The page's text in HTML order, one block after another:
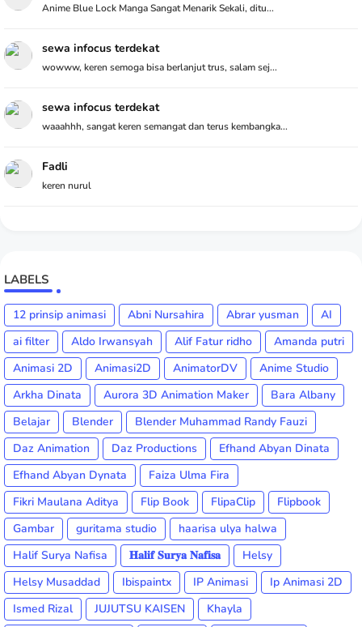
Anime Blue Lock Manga Sangat Menarik Sekali, ditu...
sewa infocus terdekat
wowww, keren semoga bisa berlanjut trus, salam sej...
sewa infocus terdekat
waaahhh, sangat keren semangat dan terus kembangka...
Fadli
keren nurul
LABELS
12 prinsip animasi Abni Nursahira Abrar yusman
AI
ai filter
Aldo Irwansyah Alif Fatur ridho
Amanda putri
Animasi 2D
Animasi2D AnimatorDV
Anime Studio
Arkha Dinata
Aurora 3D Animation Maker
Bara Albany
Belajar
Blender
Blender Muhammad Randy Fauzi
Daz Animation
Daz Productions
Efhand Abyan Dinata
Efhand Abyan Dynata
Faiza Ulma Fira
Fikri Maulana Aditya
Flip Book FlipaClip
Flipbook
Gambar
guritama studio
haarisa ulya halwa
Halif Surya Nafisa
𝐇𝐚𝐥𝐢𝐟 𝐒𝐮𝐫𝐲𝐚 𝐍𝐚𝐟𝐢𝐬𝐚
Helsy
Helsy Musaddad
Ibispaintx IP Animasi
Ip Animasi 2D
Ismed Rizal
JUJUTSU KAISEN
Khayla